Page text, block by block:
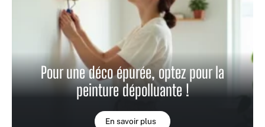
Pour une déco épurée, optez pour la
peinture dépolluante !
En savoir plus